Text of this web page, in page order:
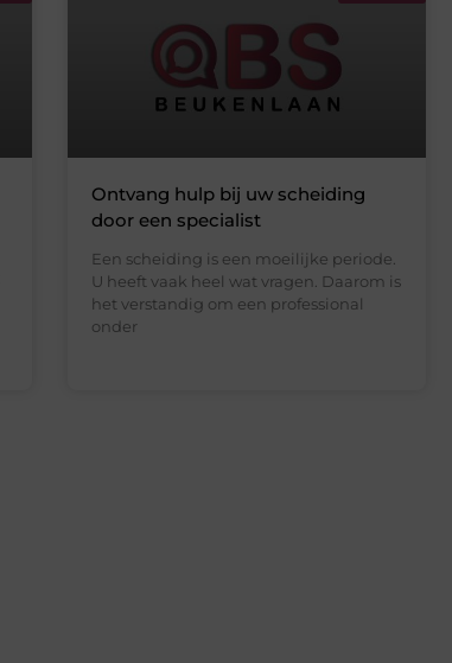
Ontvang hulp bij uw scheiding
door een specialist
Een scheiding is een moeilijke periode.
U heeft vaak heel wat vragen. Daarom is
het verstandig om een professional
onder